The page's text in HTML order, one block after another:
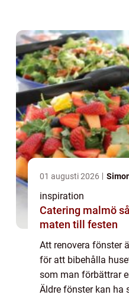
01 augusti 2026
inspiration
Catering malmö så lyckas du med
maten till festen
Att renovera fönster
för att bibehålla
som man förbättrar
Äldre fönster kan ha